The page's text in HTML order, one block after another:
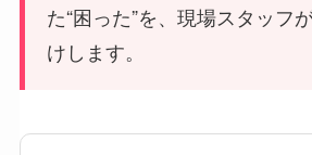
た“困った”を、現場スタッフ
けします。